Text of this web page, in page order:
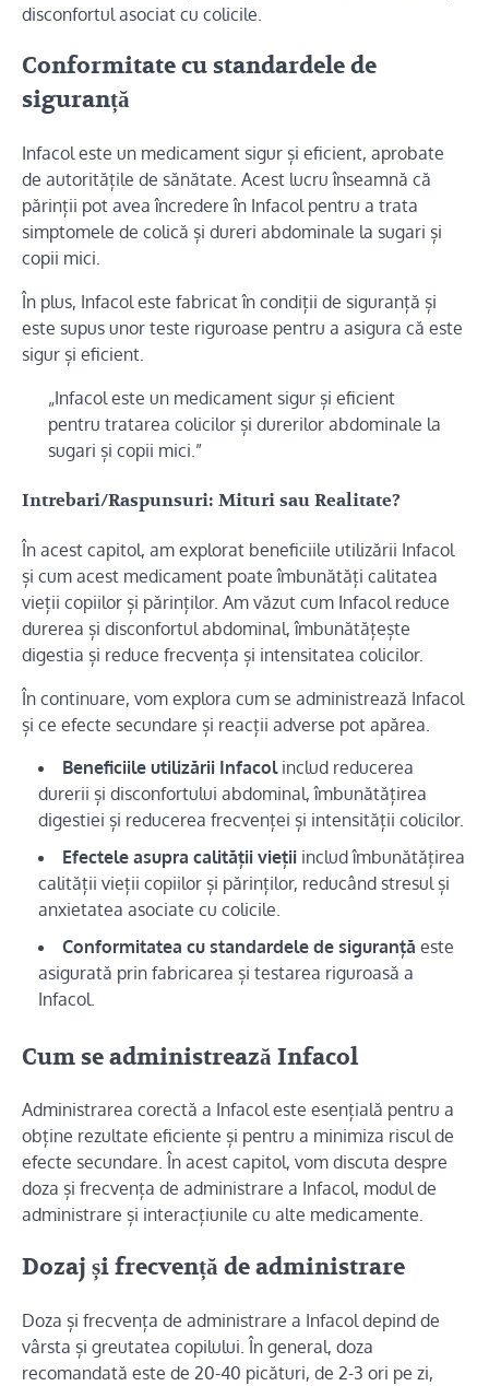
disconfortul asociat cu colicile.
Conformitate cu standardele de
siguranță
Infacol este un medicament sigur și eficient, aprobate
de autoritățile de sănătate. Acest lucru înseamnă că
părinții pot avea încredere în Infacol pentru a trata
simptomele de colică și dureri abdominale la sugari și
copii mici.
În plus, Infacol este fabricat în condiții de siguranță și
este supus unor teste riguroase pentru a asigura că este
sigur și eficient.
„Infacol este un medicament sigur și eficient
pentru tratarea colicilor și durerilor abdominale la
sugari și copii mici.”
Intrebari/Raspunsuri: Mituri sau Realitate?
În acest capitol, am explorat beneficiile utilizării Infacol
și cum acest medicament poate îmbunătăți calitatea
vieții copiilor și părinților. Am văzut cum Infacol reduce
durerea și disconfortul abdominal, îmbunătățește
digestia și reduce frecvența și intensitatea colicilor.
În continuare, vom explora cum se administrează Infacol
și ce efecte secundare și reacții adverse pot apărea.
Beneficiile utilizării Infacolinclud reducerea
durerii și disconfortului abdominal, îmbunătățirea
digestiei și reducerea frecvenței și intensității colicilor.
Efectele asupra calității vieții includ îmbunătățirea
calității vieții copiilor și părinților, reducând stresul și
anxietatea asociate cu colicile.
Conformitatea cu standardele de siguranță este
asigurată prin fabricarea și testarea riguroasă a
Infacol.
Cum se administrează Infacol
Administrarea corectă a Infacol este esențială pentru a
obține rezultate eficiente și pentru a minimiza riscul de
efecte secundare. În acest capitol, vom discuta despre
doza și frecvența de administrare a Infacol, modul de
administrare și interacțiunile cu alte medicamente.
Dozaj și frecvență de administrare
Doza și frecvența de administrare a Infacol depind de
vârsta și greutatea copilului. În general, doza
recomandată este de 20-40 picături, de 2-3 ori pe zi,